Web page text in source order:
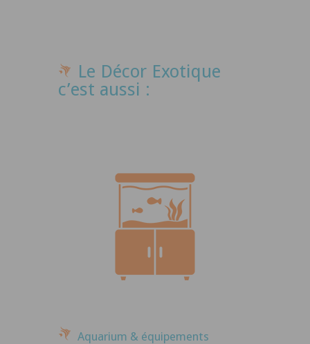
Le Décor Exotique
c’est aussi :
Aquarium & équipements